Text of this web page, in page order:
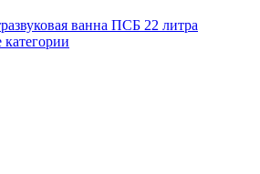
ванна ПСБ 22 литра
категории